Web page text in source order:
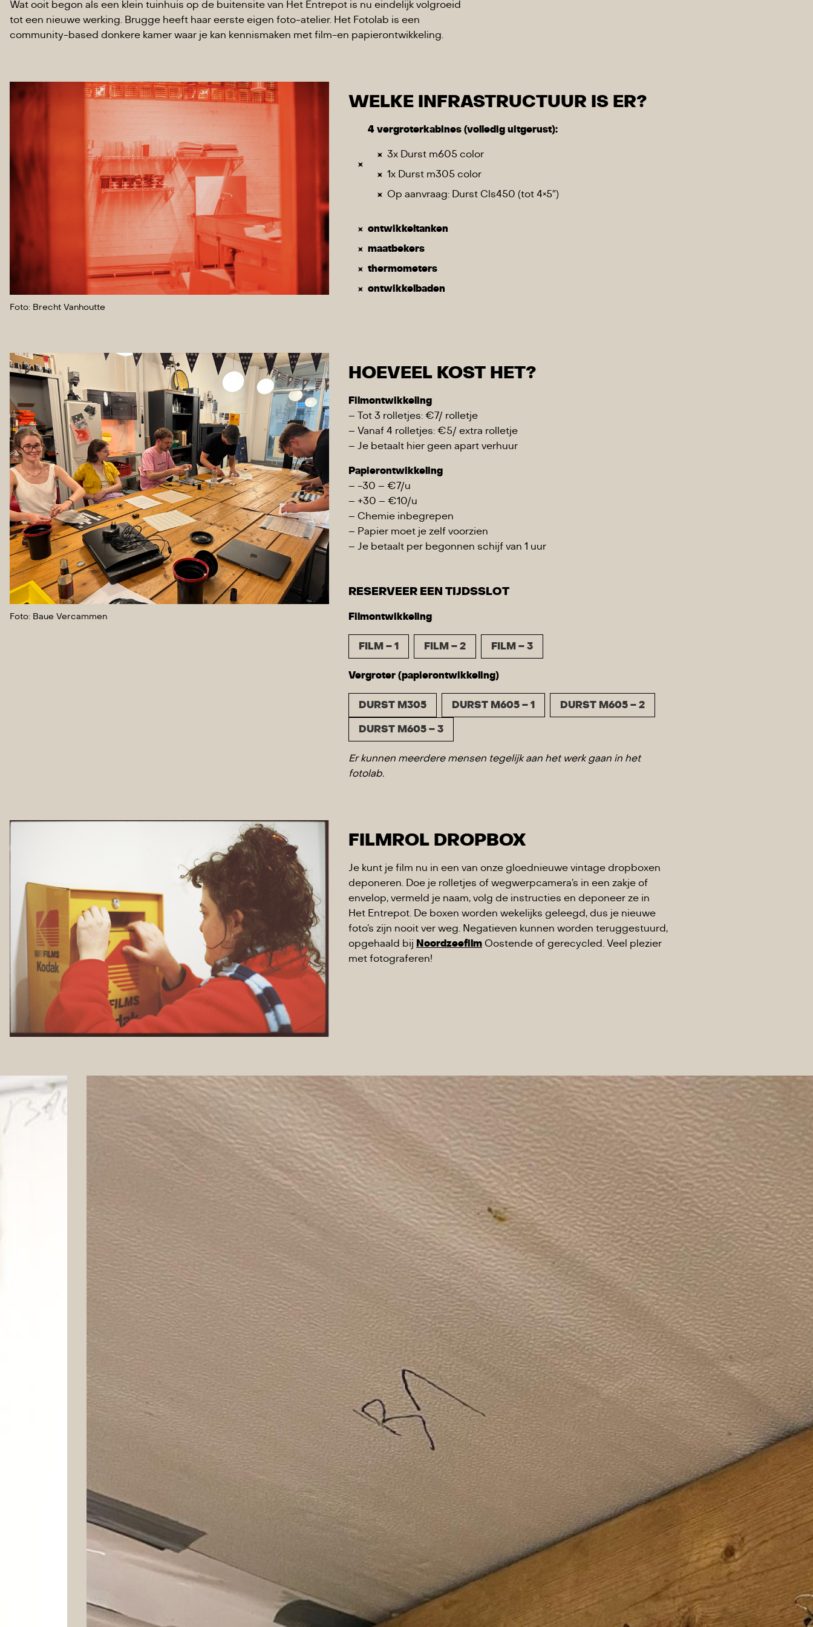
Wat ooit begon als een klein tuinhuis op de buitensite van Het Entrepot is nu eindelijk volgroeid
tot een nieuwe werking. Brugge heeft haar eerste eigen foto-atelier. Het Fotolab is een
community-based donkere kamer waar je kan kennismaken met film-en papierontwikkeling.
WELKE INFRASTRUCTUUR IS ER?
4 vergroterkabines (volledig uitgerust):
3x Durst m605 color
1x Durst m305 color
Op aanvraag: Durst Cls450 (tot 4×5″)
ontwikkeltanken
maatbekers
thermometers
ontwikkelbaden
Foto: Brecht Vanhoutte
HOEVEEL KOST HET?
Filmontwikkeling
– Tot 3 rolletjes: €7/ rolletje
– Vanaf 4 rolletjes: €5/ extra rolletje
– Je betaalt hier geen apart verhuur
Papierontwikkeling
– -30 – €7/u
– +30 – €10/u
– Chemie inbegrepen
– Papier moet je zelf voorzien
– Je betaalt per begonnen schijf van 1 uur
RESERVEER EEN TIJDSSLOT
Filmontwikkeling
FILM – 1 FILM – 2 FILM – 3
Vergroter (papierontwikkeling)
DURST M305 DURST M605 – 1
DURST M605 – 2
DURST M605 – 3
Er kunnen meerdere mensen tegelijk aan het werk gaan in het
fotolab.
Foto: Baue Vercammen
FILMROL DROPBOX
Je kunt je film nu in een van onze gloednieuwe vintage dropboxen
deponeren. Doe je rolletjes of wegwerpcamera’s in een zakje of
envelop, vermeld je naam, volg de instructies en deponeer ze in
Het Entrepot. De boxen worden wekelijks geleegd, dus je nieuwe
foto’s zijn nooit ver weg. Negatieven kunnen worden teruggestuurd,
opgehaald bij Noordzeefilm Oostende of gerecycled. Veel plezier
met fotograferen!